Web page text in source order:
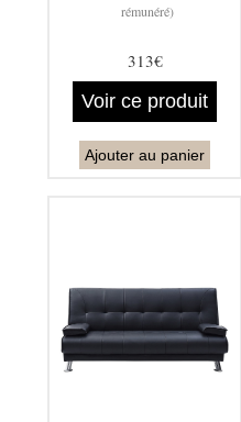
rémunéré)
313€
Voir ce produit
Ajouter au panier